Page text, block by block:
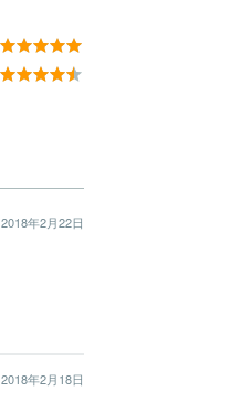
2018年2月22日
2018年2月18日